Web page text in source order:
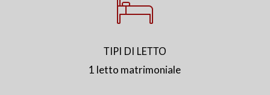
TIPI DI LETTO
1 letto matrimoniale